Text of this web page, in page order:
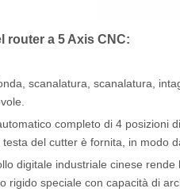
router a 5 Axis CNC:
scanalatura, scanalatura,
completo di 4 posizioni
del cutter è fornita, in modo
digitale industriale cinese
rigido speciale con capacità di